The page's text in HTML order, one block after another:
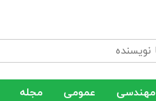
مهندسی عمومی مجله